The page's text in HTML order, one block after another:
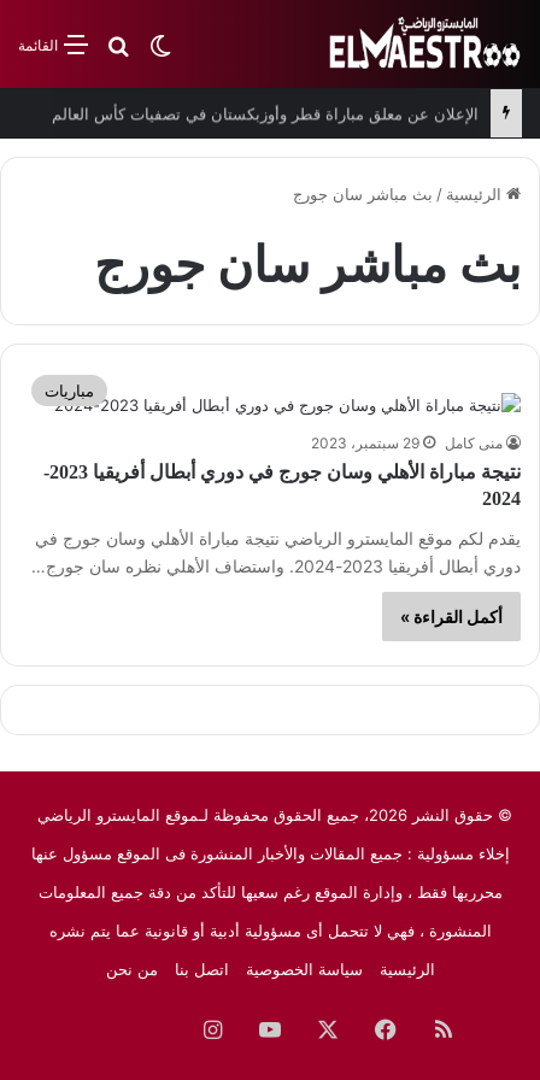
القائمةبحث عن
الوضع المظلم
الإعلان عن معلق مباراة قطر وأوزبكستان في تصفيات كأس العالم
الرئيسية / بث مباشر سان جورج
بث مباشر سان جورج
مباريات
منى كامل 29 سبتمبر، 2023
نتيجة مباراة الأهلي وسان جورج في دوري أبطال أفريقيا 2023-
2024
يقدم لكم موقع المايسترو الرياضي نتيجة مباراة الأهلي وسان جورج في
دوري أبطال أفريقيا 2023-2024. واستضاف الأهلي نظره سان جورج…
أكمل القراءة »
© حقوق النشر 2026، جميع الحقوق محفوظة لـموقع المايسترو الرياضي
إخلاء مسؤولية : جميع المقالات والأخبار المنشورة فى الموقع مسؤول عنها
محرريها فقط ، وإدارة الموقع رغم سعيها للتأكد من دقة جميع المعلومات
المنشورة ، فهي لا تتحمل أى مسؤولية أدبية أو قانونية عما يتم نشره
الرئيسية
سياسة الخصوصية اتصل بنا من نحن
ملخصفيسبوك ‫YouTubeانستقرام